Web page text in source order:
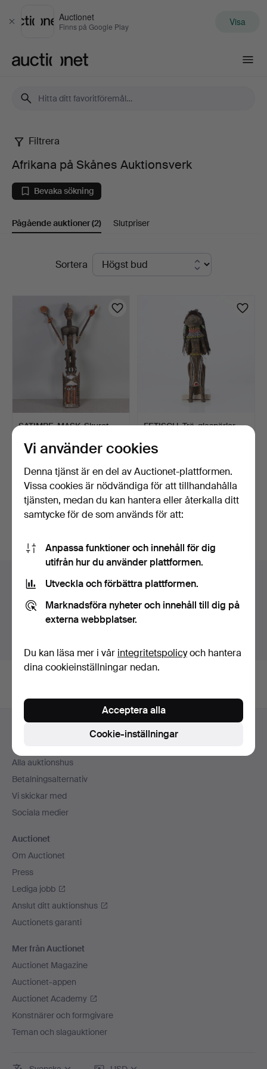
Stäng
Auctionet
Finns på Google Play Visa
Afrikana
på
Skånes
Auktionsverk
Filtrera
Afrikana på Skånes Auktionsverk
Bevaka sökning
Pågående auktioner(2) Slutpriser
PågåendeSortera
SATIMBE-MASK. Skuret
3 dagar
48 USD
FETISCH. Trä, glaspärlor
3 tim 55 min
85 USD
Bevaka sökning
Föremål i Sverige
Du ser nu bara föremål i Sverige. Vi har transporter till
fast pris för alla föremål.
Sidfotsnavigation
Kontakta support
Alla auktionshus
Betalningsalternativ
Vi skickar med
Sociala medier
Auctionet
Om Auctionet
Press
Lediga jobb
Anslut ditt auktionshus
Auctionets garanti
Mer från Auctionet
Auctionet Magazine
Auctionet-appen
Auctionet Academy
Konstnärer och formgivare
Teman och slagauktioner
Vi använder cookies
Denna tjänst är en del av Auctionet-plattformen.
Vissa cookies är nödvändiga för att tillhandahålla
tjänsten, medan du kan hantera eller återkalla ditt
samtycke för de som används för att:
Anpassa funktioner och innehåll för dig
utifrån hur du använder plattformen.
Utveckla och förbättra plattformen.
Marknadsföra nyheter och innehåll till dig på
externa webbplatser.
Du kan läsa mer i vår integritetspolicyoch hantera
dina cookieinställningar nedan.
Cookie-inställningar
Acceptera alla